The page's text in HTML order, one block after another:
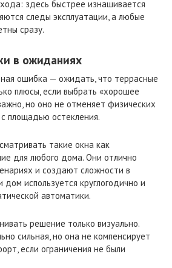
здесь быстрее изнашивается
следы эксплуатации, а любые
сразу.
в ожиданиях
ошибка — ожидать, что террасные
плюсы, если выбрать «хорошее
но оно не отменяет физических
площадью остекления.
такие окна как
для любого дома. Они отлично
и создают сложности в
дом используется круглогодично и
автоматики.
решение только визуально.
сильная, но она не компенсирует
если ограничения не были